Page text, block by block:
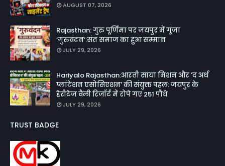
AUGUST 07, 2026
Rajasthan: गुरु पूर्णिमा पर जयपुर में गूंजा
‘गुरुवंदन’:संत समाज का हुआ सम्मान
JULY 29, 2026
Hariyalo Rajasthan:आरती साया मिशन और 'द अर्थ
प्लांटेशन एसोसिएशन' की संयुक्त पहल: जयपुर के
हेरीटेज वैली रिजॉर्ट में रोपे गए 251 पौधे
JULY 29, 2026
TRUST BADGE